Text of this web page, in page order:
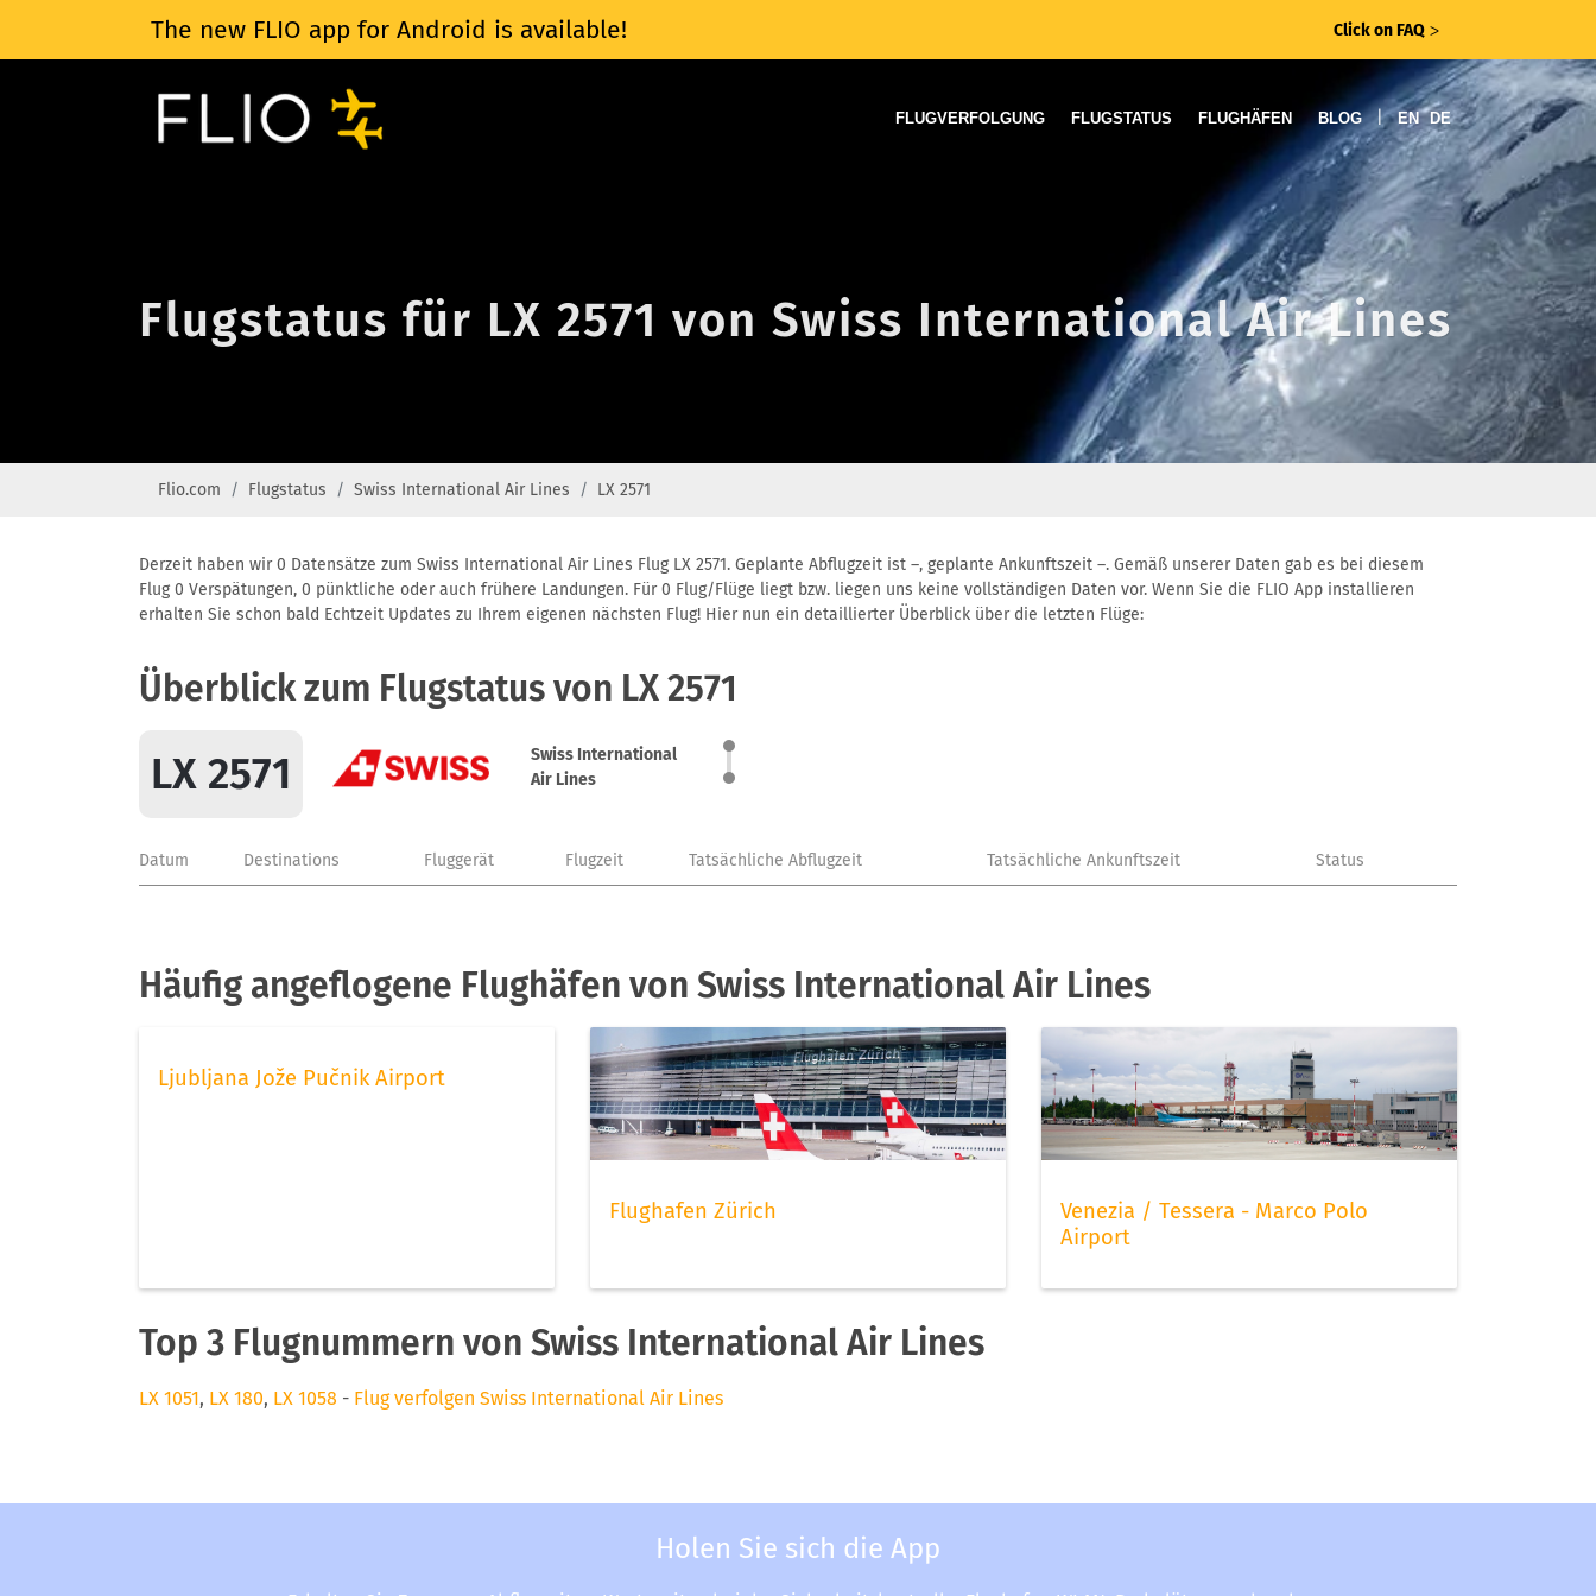
The new FLIO app for Android is available! Click on FAQ ᐳ
FLUGVERFOLGUNG FLUGSTATUS FLUGHÄFEN BLOG | EN DE
Flugstatus für LX 2571 von Swiss International Air Lines
Flio.com Flugstatus Swiss International Air Lines LX 2571
Derzeit haben wir 0 Datensätze zum Swiss International Air Lines Flug LX 2571. Geplante Abflugzeit ist –, geplante Ankunftszeit –. Gemäß unserer Daten gab es bei diesem
Flug 0 Verspätungen, 0 pünktliche oder auch frühere Landungen. Für 0 Flug/Flüge liegt bzw. liegen uns keine vollständigen Daten vor. Wenn Sie die FLIO App installieren
erhalten Sie schon bald Echtzeit Updates zu Ihrem eigenen nächsten Flug! Hier nun ein detaillierter Überblick über die letzten Flüge:
Überblick zum Flugstatus von LX 2571
LX 2571
Swiss International
Air Lines
Datum Destinations Fluggerät Flugzeit Tatsächliche Abflugzeit Tatsächliche Ankunftszeit Status
Häufig angeflogene Flughäfen von Swiss International Air Lines
Ljubljana Jože Pučnik Airport
Flughafen Zürich
Venezia / Tessera - Marco Polo
Airport
Top 3 Flugnummern von Swiss International Air Lines
LX 1051, LX 180, LX 1058 - Flug verfolgen Swiss International Air Lines
Holen Sie sich die App